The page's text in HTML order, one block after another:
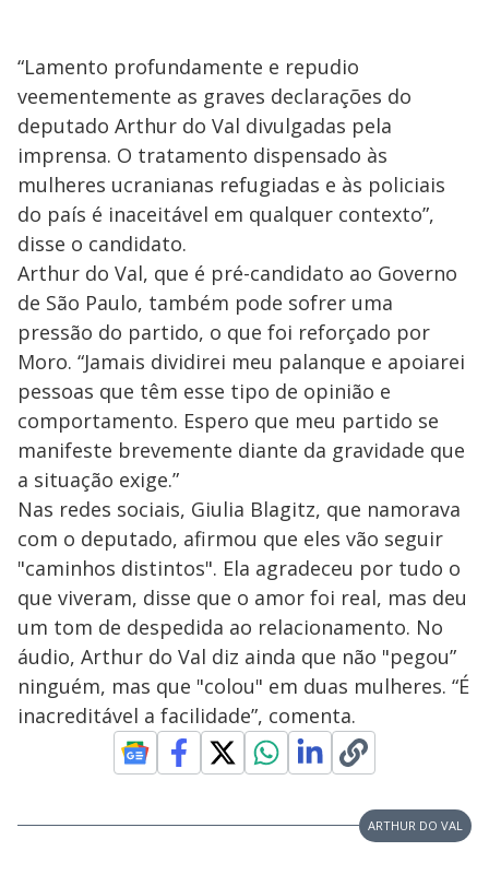
“Lamento profundamente e repudio
veementemente as graves declarações do
deputado Arthur do Val divulgadas pela
imprensa. O tratamento dispensado às
mulheres ucranianas refugiadas e às policiais
do país é inaceitável em qualquer contexto”,
disse o candidato.
Arthur do Val, que é pré-candidato ao Governo
de São Paulo, também pode sofrer uma
pressão do partido, o que foi reforçado por
Moro. “Jamais dividirei meu palanque e apoiarei
pessoas que têm esse tipo de opinião e
comportamento. Espero que meu partido se
manifeste brevemente diante da gravidade que
a situação exige.”
Nas redes sociais, Giulia Blagitz, que namorava
com o deputado, afirmou que eles vão seguir
"caminhos distintos". Ela agradeceu por tudo o
que viveram, disse que o amor foi real, mas deu
um tom de despedida ao relacionamento. No
áudio, Arthur do Val diz ainda que não "pegou”
ninguém, mas que "colou" em duas mulheres. “É
inacreditável a facilidade”, comenta.
ARTHUR DO VAL